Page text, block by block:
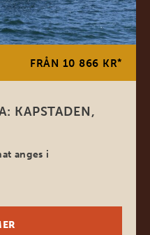
FRÅN 10 866 KR*
KAPSTADEN,